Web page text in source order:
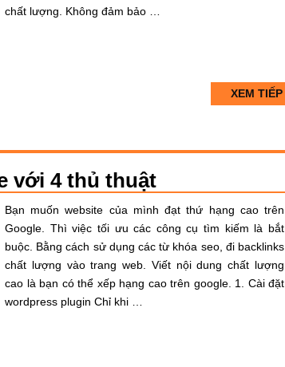
chất lượng. Không đảm bảo …
XEM TIẾP
với 4 thủ thuật
Bạn muốn website của mình đạt thứ hạng cao trên
Google. Thì việc tối ưu các công cụ tìm kiếm là bắt
buộc. Bằng cách sử dụng các từ khóa seo, đi backlinks
chất lượng vào trang web. Viết nội dung chất lượng
cao là bạn có thể xếp hạng cao trên google. 1. Cài đặt
wordpress plugin Chỉ khi …